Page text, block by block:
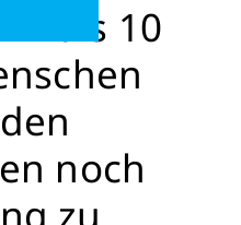
als 10
noch
zu